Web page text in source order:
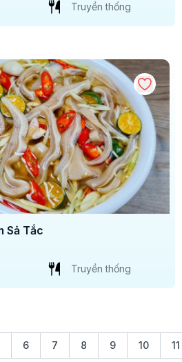
Truyền thống
Sả Tắc
Truyền thống
6 7 8 9 10 11